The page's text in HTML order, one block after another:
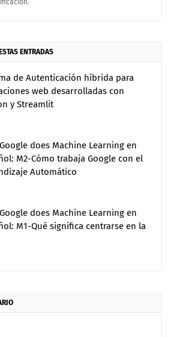
ENTRADAS
de Autenticación híbrida para
web desarrolladas con
y Streamlit
does Machine Learning en
M2-Cómo trabaja Google con el
Automático
does Machine Learning en
M1-Qué significa centrarse en la